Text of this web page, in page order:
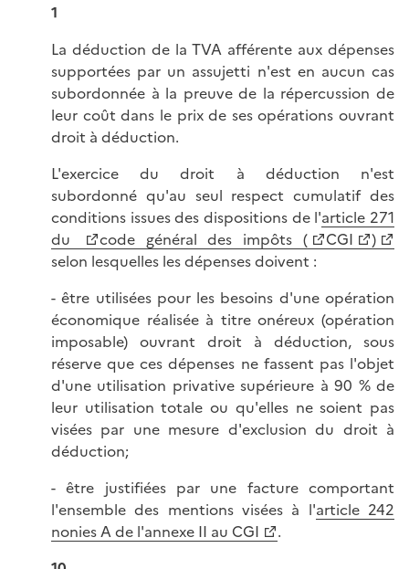
1
La déduction de la TVA afférente aux dépenses
supportées par un assujetti n'est en aucun cas
subordonnée à la preuve de la répercussion de
leur coût dans le prix de ses opérations ouvrant
droit à déduction.
L'exercice du droit à déduction n'est
subordonné qu'au seul respect cumulatif des
conditions issues des dispositions de l'article 271
du
code général des impôts ( CGI
)
selon lesquelles les dépenses doivent :
- être utilisées pour les besoins d'une opération
économique réalisée à titre onéreux (opération
imposable) ouvrant droit à déduction, sous
réserve que ces dépenses ne fassent pas l'objet
d'une utilisation privative supérieure à 90 % de
leur utilisation totale ou qu'elles ne soient pas
visées par une mesure d'exclusion du droit à
déduction;
- être justifiées par une facture comportant
l'ensemble des mentions visées à l'article 242
nonies A de l'annexe II au CGI
.